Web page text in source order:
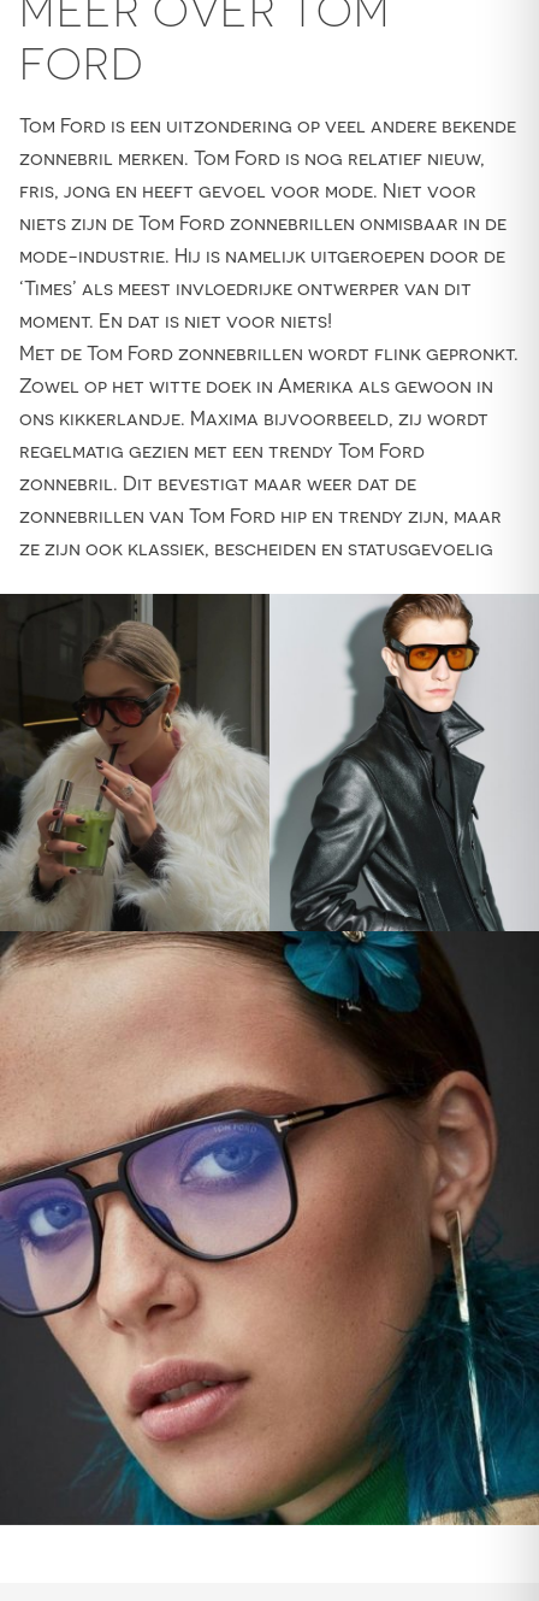
MEER OVER TOM
FORD
Tom Ford is een uitzondering op veel andere bekende
zonnebril merken. Tom Ford is nog relatief nieuw,
fris, jong en heeft gevoel voor mode. Niet voor
niets zijn de Tom Ford zonnebrillen onmisbaar in de
mode-industrie. Hij is namelijk uitgeroepen door de
‘Times’ als meest invloedrijke ontwerper van dit
moment. En dat is niet voor niets!
Met de Tom Ford zonnebrillen wordt flink gepronkt.
Zowel op het witte doek in Amerika als gewoon in
ons kikkerlandje. Maxima bijvoorbeeld, zij wordt
regelmatig gezien met een trendy Tom Ford
zonnebril. Dit bevestigt maar weer dat de
zonnebrillen van Tom Ford hip en trendy zijn, maar
ze zijn ook klassiek, bescheiden en statusgevoelig